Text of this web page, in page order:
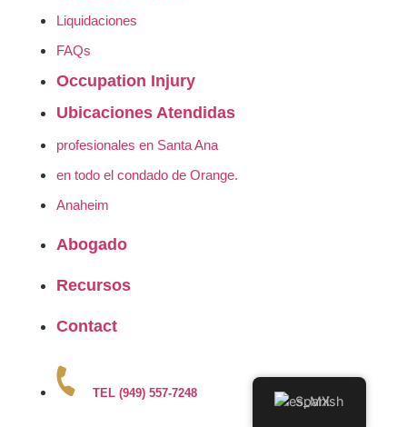
Spanish
Liquidaciones
FAQs
Occupation Injury
Ubicaciones Atendidas
profesionales en Santa Ana
en todo el condado de Orange.
Anaheim
Abogado
Recursos
Contact
TEL (949) 557-7248